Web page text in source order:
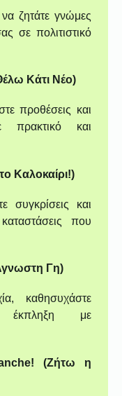
ζητάτε γνώμες
σε πολιτιστικό
Κάτι Νέο)
προθέσεις και
πρακτικό και
Καλοκαίρι!)
συγκρίσεις και
που
Γη)
καθησυχάστε
έκπληξη με
(Ζήτω η